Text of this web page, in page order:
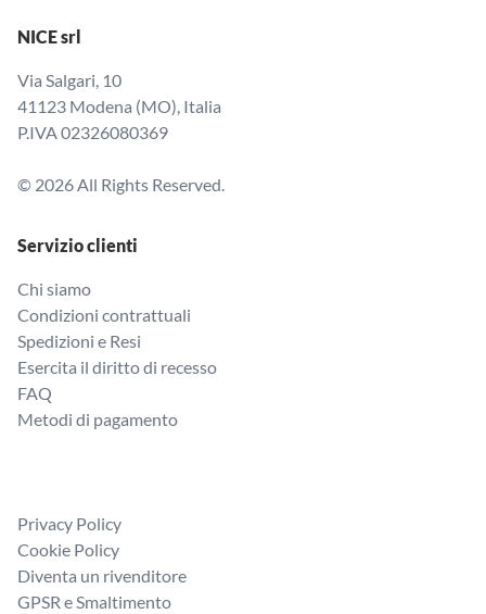
NICE srl
Via Salgari, 10
41123 Modena (MO), Italia
P.IVA 02326080369
© 2026 All Rights Reserved.
Servizio clienti
Chi siamo
Condizioni contrattuali
Spedizioni e Resi
Esercita il diritto di recesso
FAQ
Metodi di pagamento
Privacy Policy
Cookie Policy
Diventa un rivenditore
GPSR e Smaltimento